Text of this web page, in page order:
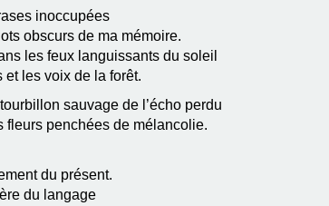
inoccupées
obscurs de ma mémoire.
les feux languissants du soleil
les voix de la forêt.
sauvage de l’écho perdu
fleurs penchées de mélancolie.
du présent.
du langage